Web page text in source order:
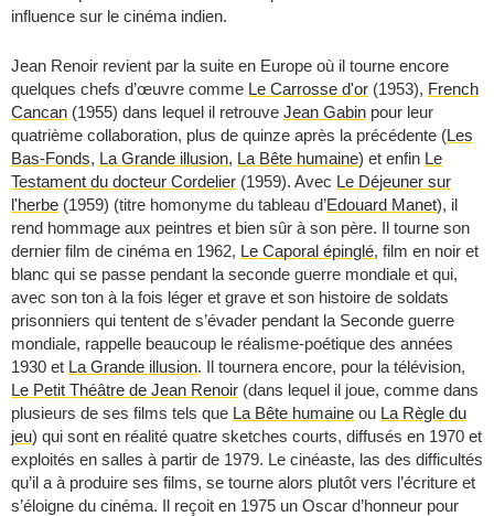
influence sur le cinéma indien.
Jean Renoir revient par la suite en Europe où il tourne encore
quelques chefs d’œuvre comme Le Carrosse d'or (1953), French
Cancan (1955) dans lequel il retrouve Jean Gabin pour leur
quatrième collaboration, plus de quinze après la précédente (Les
Bas-Fonds, La Grande illusion, La Bête humaine) et enfin Le
Testament du docteur Cordelier (1959). Avec Le Déjeuner sur
l'herbe (1959) (titre homonyme du tableau d’Edouard Manet), il
rend hommage aux peintres et bien sûr à son père. Il tourne son
dernier film de cinéma en 1962, Le Caporal épinglé, film en noir et
blanc qui se passe pendant la seconde guerre mondiale et qui,
avec son ton à la fois léger et grave et son histoire de soldats
prisonniers qui tentent de s’évader pendant la Seconde guerre
mondiale, rappelle beaucoup le réalisme-poétique des années
1930 et La Grande illusion. Il tournera encore, pour la télévision,
Le Petit Théâtre de Jean Renoir (dans lequel il joue, comme dans
plusieurs de ses films tels que La Bête humaine ou La Règle du
jeu) qui sont en réalité quatre sketches courts, diffusés en 1970 et
exploités en salles à partir de 1979. Le cinéaste, las des difficultés
qu’il a à produire ses films, se tourne alors plutôt vers l’écriture et
s’éloigne du cinéma. Il reçoit en 1975 un Oscar d’honneur pour